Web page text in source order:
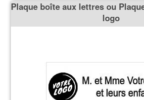
Plaque boîte aux lettres ou
logo